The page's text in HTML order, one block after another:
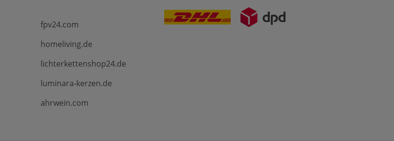
fpv24.com
homeliving.de
lichterkettenshop24.de
luminara-kerzen.de
ahrwein.com